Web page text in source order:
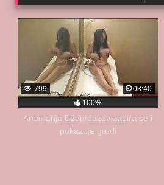
799
03:40
100%
Anamarija Džambazov zapira se i
pokazuje grudi